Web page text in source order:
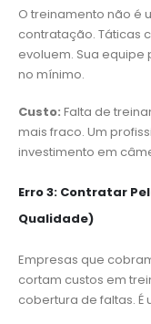
O treinamento não é
contratação. Táticas
evoluem. Sua
no mínimo.
Custo: Falta de
mais fraco. Um
investimento em
Erro 3: Contratar
Qualidade)
Empresas que
cortam custos em
cobertura de faltas.